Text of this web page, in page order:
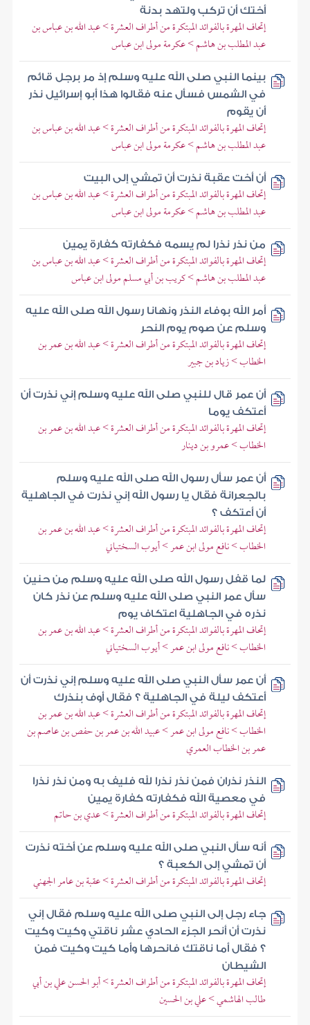
أختك أن تركب ولتهد بدنة
إتحاف المهرة بالفوائد المبتكرة من أطراف العشرة > عبد الله بن عباس بن
عبد المطلب بن هاشم > عكرمة مولى ابن عباس
بينما النبي صلى الله عليه وسلم إذ مر برجل قائم
في الشمس فسأل عنه فقالوا هذا أبو إسرائيل نذر
أن يقوم
إتحاف المهرة بالفوائد المبتكرة من أطراف العشرة > عبد الله بن عباس بن
عبد المطلب بن هاشم > عكرمة مولى ابن عباس
أن أخت عقبة نذرت أن تمشي إلى البيت
إتحاف المهرة بالفوائد المبتكرة من أطراف العشرة > عبد الله بن عباس بن
عبد المطلب بن هاشم > عكرمة مولى ابن عباس
من نذر نذرا لم يسمه فكفارته كفارة يمين
إتحاف المهرة بالفوائد المبتكرة من أطراف العشرة > عبد الله بن عباس بن
عبد المطلب بن هاشم > كريب بن أبي مسلم مولى ابن عباس
أمر الله بوفاء النذر ونهانا رسول الله صلى الله عليه
وسلم عن صوم يوم النحر
إتحاف المهرة بالفوائد المبتكرة من أطراف العشرة > عبد الله بن عمر بن
الخطاب > زياد بن جبير
أن عمر قال للنبي صلى الله عليه وسلم إني نذرت أن
أعتكف يوما
إتحاف المهرة بالفوائد المبتكرة من أطراف العشرة > عبد الله بن عمر بن
الخطاب > عمرو بن دينار
أن عمر سأل رسول الله صلى الله عليه وسلم
بالجعرانة فقال يا رسول الله إني نذرت في الجاهلية
أن أعتكف ؟
إتحاف المهرة بالفوائد المبتكرة من أطراف العشرة > عبد الله بن عمر بن
الخطاب > نافع مولى ابن عمر > أيوب السختياني
لما قفل رسول الله صلى الله عليه وسلم من حنين
سأل عمر النبي صلى الله عليه وسلم عن نذر كان
نذره في الجاهلية اعتكاف يوم
إتحاف المهرة بالفوائد المبتكرة من أطراف العشرة > عبد الله بن عمر بن
الخطاب > نافع مولى ابن عمر > أيوب السختياني
أن عمر سأل النبي صلى الله عليه وسلم إني نذرت أن
أعتكف ليلة في الجاهلية ؟ فقال أوف بنذرك
إتحاف المهرة بالفوائد المبتكرة من أطراف العشرة > عبد الله بن عمر بن
الخطاب > نافع مولى ابن عمر > عبيد الله بن عمر بن حفص بن عاصم بن
عمر بن الخطاب العمري
النذر نذران فمن نذر نذرا لله فليف به ومن نذر نذرا
في معصية الله فكفارته كفارة يمين
إتحاف المهرة بالفوائد المبتكرة من أطراف العشرة > عدي بن حاتم
أنه سأل النبي صلى الله عليه وسلم عن أخته نذرت
أن تمشي إلى الكعبة ؟
إتحاف المهرة بالفوائد المبتكرة من أطراف العشرة > عقبة بن عامر الجهني
جاء رجل إلى النبي صلى الله عليه وسلم فقال إني
نذرت أن أنحر الجزء الحادي عشر ناقتي وكيت وكيت
؟ فقال أما ناقتك فانحرها وأما كيت وكيت فمن
الشيطان
إتحاف المهرة بالفوائد المبتكرة من أطراف العشرة > أبو الحسن علي بن أبي
طالب الهاشمي > علي بن الحسين